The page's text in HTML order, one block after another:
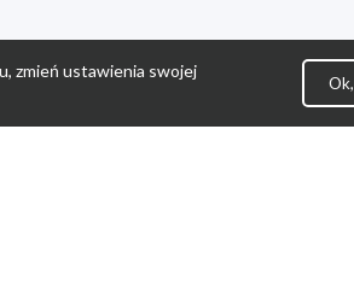
zmień ustawienia swojej